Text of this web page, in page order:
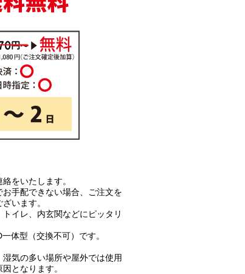
をいたします。
お手配できない場合、ご注文を
います。
イレ、内玄関などにピッタリ
体型（交換不可）です。
気の多い場所や屋外では使用
となります。